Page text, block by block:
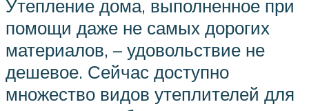
Утепление дома, выполненное при
помощи даже не самых дорогих
материалов, – удовольствие не
дешевое. Сейчас доступно
множество видов утеплителей для